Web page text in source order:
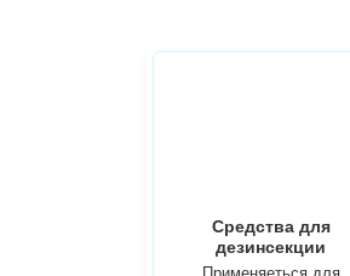
Средства для
дезинсекции